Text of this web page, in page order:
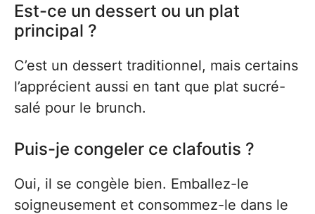
Est-ce un dessert ou un plat
principal ?
C’est un dessert traditionnel, mais certains
l’apprécient aussi en tant que plat sucré-
salé pour le brunch.
Puis-je congeler ce clafoutis ?
Oui, il se congèle bien. Emballez-le
soigneusement et consommez-le dans le